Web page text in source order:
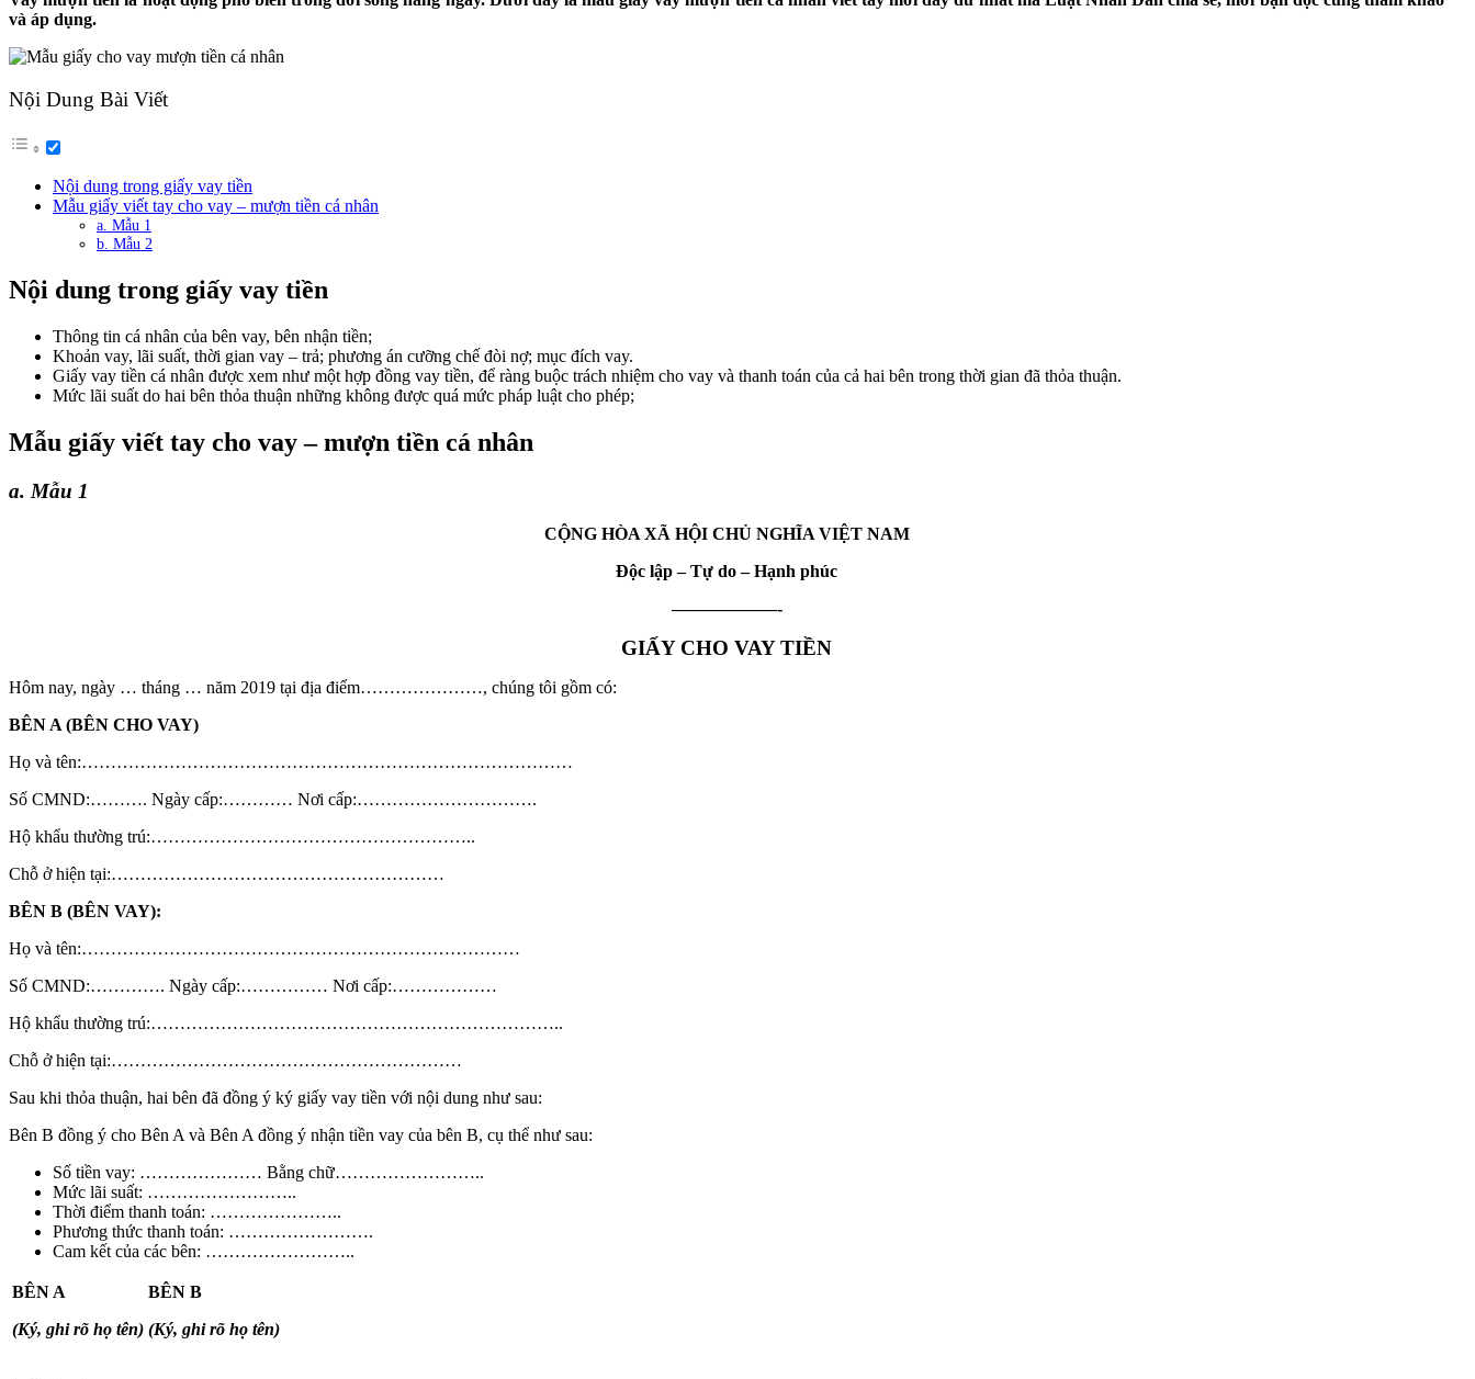
và áp dụng.
Nội Dung Bài Viết
Nội dung trong giấy vay tiền
Mẫu giấy viết tay cho vay – mượn tiền cá nhân
a. Mẫu 1
b. Mẫu 2
Nội dung trong giấy vay tiền
Thông tin cá nhân của bên vay, bên nhận tiền;
Khoản vay, lãi suất, thời gian vay – trả; phương án cưỡng chế đòi nợ; mục đích vay.
Giấy vay tiền cá nhân được xem như một hợp đồng vay tiền, để ràng buộc trách nhiệm cho vay và thanh toán của cả hai bên trong thời gian đã thỏa thuận.
Mức lãi suất do hai bên thỏa thuận những không được quá mức pháp luật cho phép;
Mẫu giấy viết tay cho vay – mượn tiền cá nhân
a. Mẫu 1
CỘNG HÒA XÃ HỘI CHỦ NGHĨA VIỆT NAM
Độc lập – Tự do – Hạnh phúc
——————-
GIẤY CHO VAY TIỀN
Hôm nay, ngày … tháng … năm 2019 tại địa điểm…………………, chúng tôi gồm có:
BÊN A (BÊN CHO VAY)
Họ và tên:…………………………………………………………………………
Số CMND:………. Ngày cấp:………… Nơi cấp:………………………….
Hộ khẩu thường trú:………………………………………………..
Chỗ ở hiện tại:…………………………………………………
BÊN B (BÊN VAY):
Họ và tên:…………………………………………………………………
Số CMND:…………. Ngày cấp:…………… Nơi cấp:………………
Hộ khẩu thường trú:……………………………………………………………..
Chỗ ở hiện tại:……………………………………………………
Sau khi thỏa thuận, hai bên đã đồng ý ký giấy vay tiền với nội dung như sau:
Bên B đồng ý cho Bên A và Bên A đồng ý nhận tiền vay của bên B, cụ thể như sau:
Số tiền vay: ………………… Bằng chữ……………………..
Mức lãi suất: ……………………..
Thời điểm thanh toán: …………………..
Phương thức thanh toán: …………………….
Cam kết của các bên: ……………………..
BÊN A
(Ký, ghi rõ họ tên)
BÊN B
(Ký, ghi rõ họ tên)